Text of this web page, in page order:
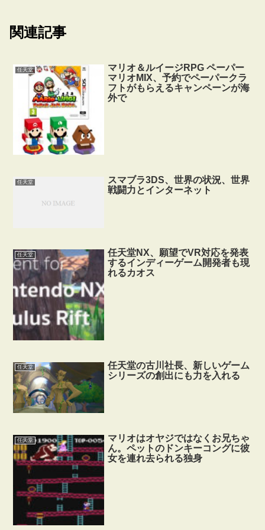
関連記事
任天堂
マリオ＆ルイージRPG ペーパー
マリオMIX、予約でペーパークラ
フトがもらえるキャンペーンが海
外で
任天堂
スマブラ3DS、世界の状況、世界
戦闘力とインターネット
任天堂
任天堂NX、願望でVR対応を発表
するインディーゲーム開発者も現
れるカオス
任天堂
任天堂の古川社長、新しいゲーム
シリーズの創出にも力を入れる
任天堂
マリオはオヤジではなくお兄ちゃ
ん。ペットのドンキーコングに彼
女を連れ去られる独身